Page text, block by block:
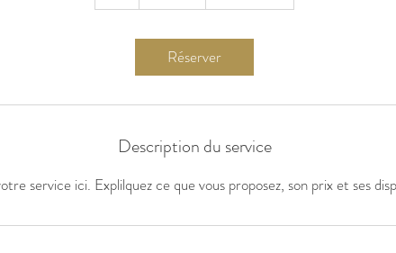
Réserver
Description du service
service ici. Explilquez ce que vous proposez, son prix et ses